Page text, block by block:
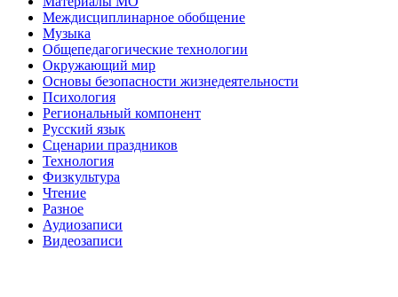
Междисциплинарное обобщение
Музыка
Общепедагогические технологии
Окружающий мир
Основы безопасности жизнедеятельности
Психология
Региональный компонент
Русский язык
Сценарии праздников
Технология
Физкультура
Чтение
Разное
Аудиозаписи
Видеозаписи